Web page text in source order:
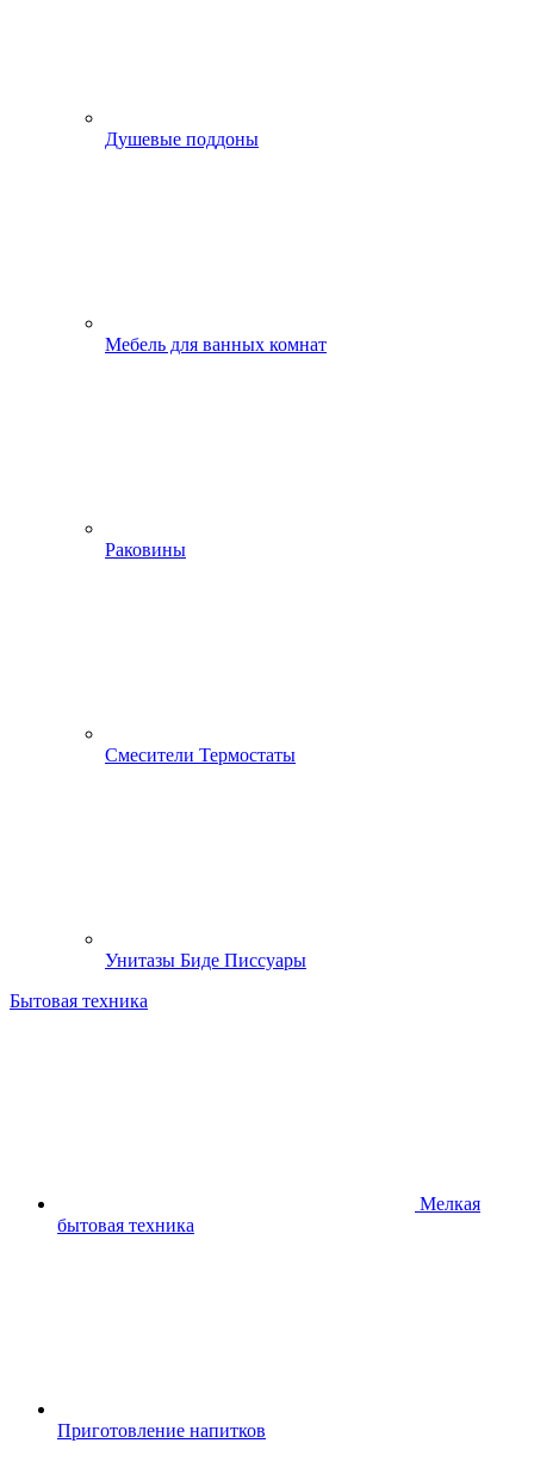
Душевые поддоны
Мебель для ванных комнат
Раковины
Смесители Термостаты
Унитазы Биде Писсуары
Бытовая техника
Мелкая
бытовая техника
Приготовление напитков